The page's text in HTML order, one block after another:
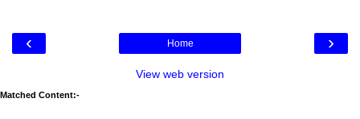
‹ ›
Home
View web version
Matched Content:-